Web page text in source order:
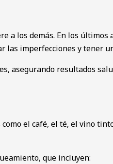
a los demás. En los últimos
las imperfecciones y tener
asegurando resultados
el café, el té, el vino
que incluyen: